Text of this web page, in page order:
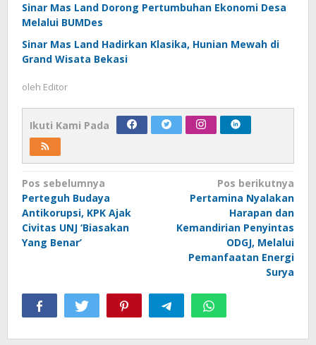
Sinar Mas Land Dorong Pertumbuhan Ekonomi Desa
Melalui BUMDes
Sinar Mas Land Hadirkan Klasika, Hunian Mewah di
Grand Wisata Bekasi
oleh Editor
Ikuti Kami Pada
Navigasi
pos
Pos sebelumnya
Perteguh Budaya
Antikorupsi, KPK Ajak
Civitas UNJ ‘Biasakan
Yang Benar’
Pos berikutnya
Pertamina Nyalakan
Harapan dan
Kemandirian Penyintas
ODGJ, Melalui
Pemanfaatan Energi
Surya